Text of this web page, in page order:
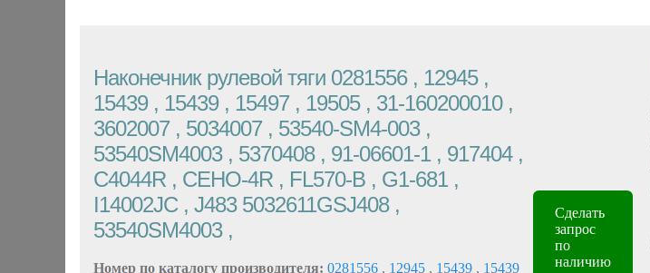
Наконечник рулевой тяги 0281556 , 12945 ,
15439 , 15439 , 15497 , 19505 , 31-160200010 ,
3602007 , 5034007 , 53540-SM4-003 ,
53540SM4003 , 5370408 , 91-06601-1 , 917404 ,
C4044R , CEHO-4R , FL570-B , G1-681 ,
I14002JC , J483 5032611GSJ408 ,
53540SM4003 ,
Номер по каталогу производителя: 0281556 , 12945 , 15439 , 15439
Сделать
запрос
по
наличию